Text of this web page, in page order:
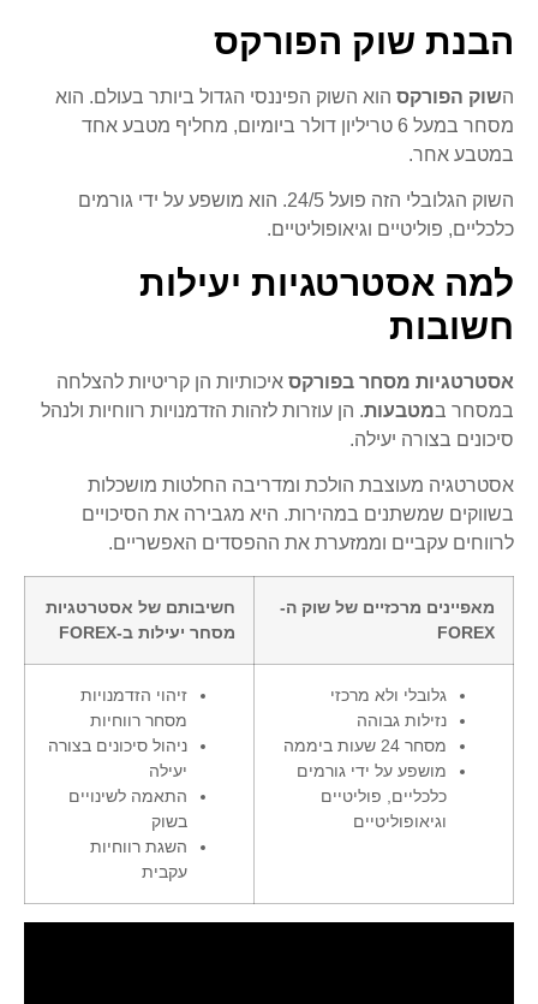
הבנת שוק הפורקס
השוק הפורקס הוא השוק הפיננסי הגדול ביותר בעולם. הוא
מסחר במעל 6 טריליון דולר ביומיום, מחליף מטבע אחד
במטבע אחר.
השוק הגלובלי הזה פועל 24/5. הוא מושפע על ידי גורמים
כלכליים, פוליטיים וגיאופוליטיים.
למה אסטרטגיות יעילות
חשובות
אסטרטגיות מסחר בפורקס איכותיות הן קריטיות להצלחה
במסחר במטבעות. הן עוזרות לזהות הזדמנויות רווחיות ולנהל
סיכונים בצורה יעילה.
אסטרטגיה מעוצבת הולכת ומדריבה החלטות מושכלות
בשווקים שמשתנים במהירות. היא מגבירה את הסיכויים
לרווחים עקביים וממזערת את ההפסדים האפשריים.
מאפיינים מרכזיים של שוק ה-
FOREX
חשיבותם של אסטרטגיות
מסחר יעילות ב-FOREX
גלובלי ולא מרכזי
נזילות גבוהה
מסחר 24 שעות ביממה
מושפע על ידי גורמים
כלכליים, פוליטיים
וגיאופוליטיים
זיהוי הזדמנויות
מסחר רווחיות
ניהול סיכונים בצורה
יעילה
התאמה לשינויים
בשוק
השגת רווחיות
עקבית